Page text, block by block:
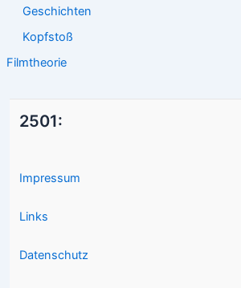
Geschichten
Kopfstoß
Filmtheorie
2501:
Impressum
Links
Datenschutz